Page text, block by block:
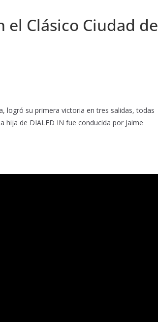
el Clásico Ciudad de
logró su primera victoria en tres salidas, todas
hija de DIALED IN fue conducida por Jaime